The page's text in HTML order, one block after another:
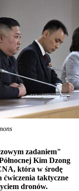
zadaniem"
Kim Dzong
która w środę
ćwiczenia taktyczne
dronów.